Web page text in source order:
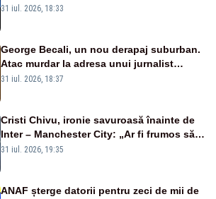
semafoarele, rețelele de telefonie, grav
31 iul. 2026, 18:33
George Becali, un nou derapaj suburban.
Atac murdar la adresa unui jurnalist
sportiv – AUDIO
31 iul. 2026, 18:37
Cristi Chivu, ironie savuroasă înainte de
Inter – Manchester City: „Ar fi frumos să
mai cumpărați și de la noi”
31 iul. 2026, 19:35
ANAF șterge datorii pentru zeci de mii de